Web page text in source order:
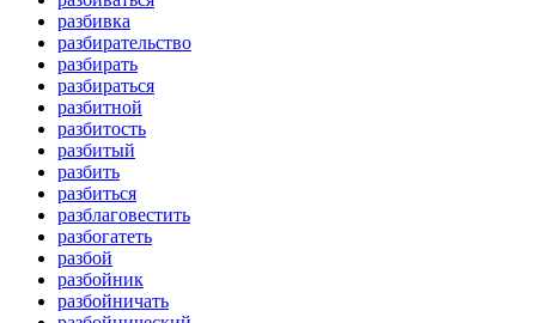
разбивка
разбирательство
разбирать
разбираться
разбитной
разбитость
разбитый
разбить
разбиться
разблаговестить
разбогатеть
разбой
разбойник
разбойничать